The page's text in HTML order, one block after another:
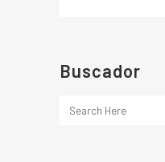
Buscador